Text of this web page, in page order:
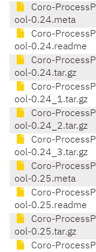
Coro-ProcessP
ool-0.24.meta
Coro-ProcessP
ool-0.24.readme
Coro-ProcessP
ool-0.24.tar.gz
Coro-ProcessP
ool-0.24_1.tar.gz
Coro-ProcessP
ool-0.24_2.tar.gz
Coro-ProcessP
ool-0.24_3.tar.gz
Coro-ProcessP
ool-0.25.meta
Coro-ProcessP
ool-0.25.readme
Coro-ProcessP
ool-0.25.tar.gz
Coro-ProcessP